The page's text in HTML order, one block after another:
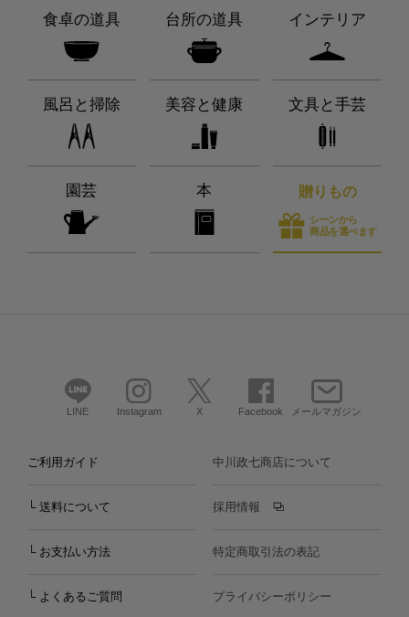
食卓の道具 台所の道具 インテリア
風呂と掃除 美容と健康 文具と手芸
園芸 本 贈りもの
シーンから
商品を選べます
LINE Instagram X Facebook メールマガジン
ご利用ガイド
└ 送料について
└ お支払い方法
└ よくあるご質問
中川政七商店について
採用情報
特定商取引法の表記
プライバシーポリシー